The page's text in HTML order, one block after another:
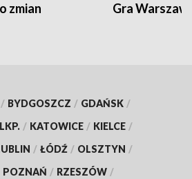
zmian Gra
/ BYDGOSZCZ / GDAŃSK /
/ KATOWICE / KIELCE /
/ ŁÓDŹ / OLSZTYN /
POZNAŃ / RZESZÓW /